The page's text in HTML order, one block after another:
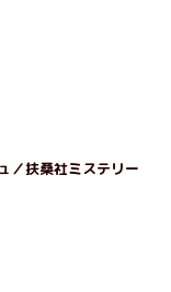
／扶桑社ミステリー